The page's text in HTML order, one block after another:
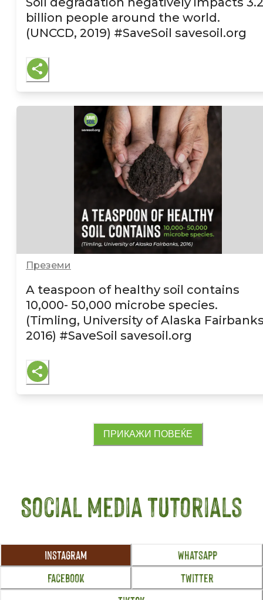
billion people around the world.
(UNCCD, 2019) #SaveSoil savesoil.org
A teaspoon of healthy soil contains
10,000- 50,000 microbe species.
(Timling, University of Alaska
2016) #SaveSoil savesoil.org
Преземи
ПРИКАЖИ ПОВЕЌЕ
Social Media Tutorials
Instagram
Whatsapp
Facebook
Twitter